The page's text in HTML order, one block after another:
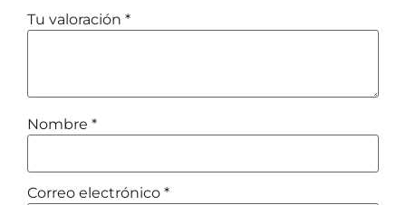
Tu valoración *
Nombre *
Correo electrónico *